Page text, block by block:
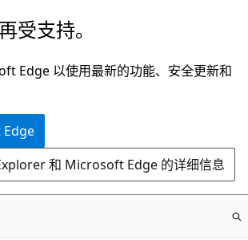
受支持。
Edge 以使用最新的功能、安全更新和
和 Microsoft Edge 的详细信息